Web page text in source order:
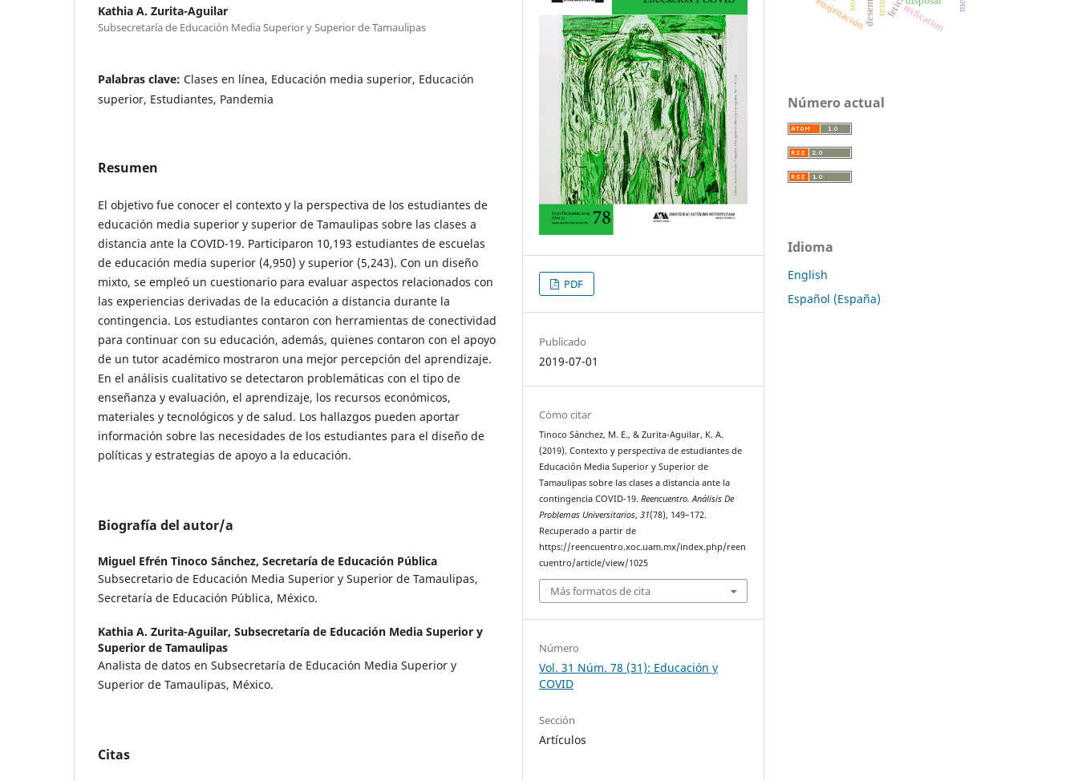
Kathia A. Zurita-Aguilar
Subsecretaría de Educación Media Superior y Superior de Tamaulipas
Palabras clave: Clases en línea, Educación media superior, Educación
superior, Estudiantes, Pandemia
Resumen
El objetivo fue conocer el contexto y la perspectiva de los estudiantes de
educación media superior y superior de Tamaulipas sobre las clases a
distancia ante la COVID-19. Participaron 10,193 estudiantes de escuelas
de educación media superior (4,950) y superior (5,243). Con un diseño
mixto, se empleó un cuestionario para evaluar aspectos relacionados con
las experiencias derivadas de la educación a distancia durante la
contingencia. Los estudiantes contaron con herramientas de conectividad
para continuar con su educación, además, quienes contaron con el apoyo
de un tutor académico mostraron una mejor percepción del aprendizaje.
En el análisis cualitativo se detectaron problemáticas con el tipo de
enseñanza y evaluación, el aprendizaje, los recursos económicos,
materiales y tecnológicos y de salud. Los hallazgos pueden aportar
información sobre las necesidades de los estudiantes para el diseño de
políticas y estrategias de apoyo a la educación.
Biografía del autor/a
Miguel Efrén Tinoco Sánchez, Secretaría de Educación Pública
Subsecretario de Educación Media Superior y Superior de Tamaulipas,
Secretaría de Educación Pública, México.
Kathia A. Zurita-Aguilar, Subsecretaría de Educación Media Superior y
Superior de Tamaulipas
Analista de datos en Subsecretaría de Educación Media Superior y
Superior de Tamaulipas, México.
Citas
PDF
Publicado
2019-07-01
Cómo citar
Tinoco Sánchez, M. E., & Zurita-Aguilar, K. A.
(2019). Contexto y perspectiva de estudiantes de
Educación Media Superior y Superior de
Tamaulipas sobre las clases a distancia ante la
contingencia COVID-19.Reencuentro. Análisis De
Problemas Universitarios,31(78), 149–172.
Recuperado a partir de
https://reencuentro.xoc.uam.mx/index.php/reen
cuentro/article/view/1025
Más formatos de cita
Número
Vol. 31 Núm. 78 (31): Educación y
COVID
Sección
Artículos
reification
enajenación
Número actual
Idioma
English
Español (España)